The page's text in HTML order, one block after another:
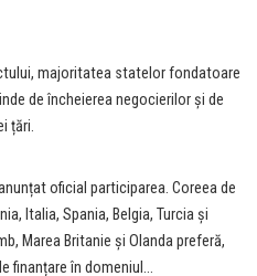
majoritatea statelor fondatoare
de încheierea negocierilor și de
țări.
oficial participarea. Coreea de
Italia, Spania, Belgia, Turcia și
Marea Britanie și Olanda preferă,
finanțare în domeniul…